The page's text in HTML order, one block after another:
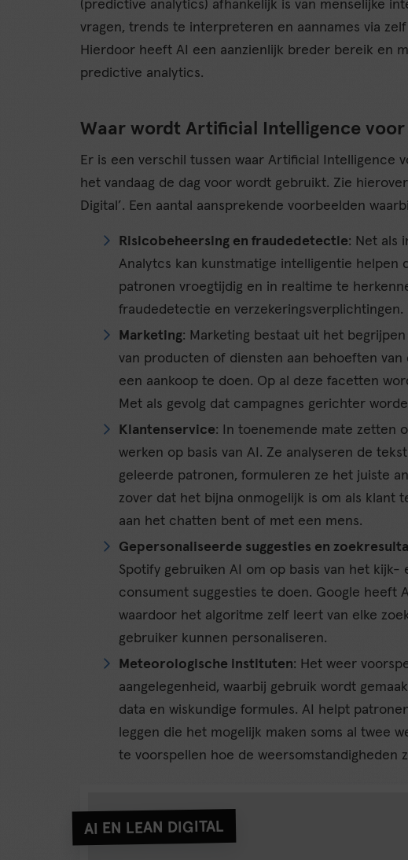
(predictive analytics) afhankelijk is van menselijke
vragen, trends te interpreteren en aannames via
Hierdoor heeft AI een aanzienlijk breder bereik en
predictive analytics.
Waar wordt Artificial Intelligence voor
Er is een verschil tussen waar Artificial Intelligence
het vandaag de dag voor wordt gebruikt. Zie
Digital’. Een aantal aansprekende voorbeelden
Risicobeheersing en fraudedetectie: Net als
Analytcs kan kunstmatige intelligentie helpen
patronen vroegtijdig en in realtime te
fraudedetectie en verzekeringsverplichtingen.
Marketing: Marketing bestaat uit het
van producten of diensten aan behoeften
een aankoop te doen. Op al deze facetten
Met als gevolg dat campagnes gerichter
Klantenservice: In toenemende mate zetten
werken op basis van AI. Ze analyseren de
geleerde patronen, formuleren ze het juiste
zover dat het bijna onmogelijk is om als klant
aan het chatten bent of met een mens.
Gepersonaliseerde suggesties en
Spotify gebruiken AI om op basis van het kijk-
consument suggesties te doen. Google heeft
waardoor het algoritme zelf leert van elke
gebruiker kunnen personaliseren.
Meteorologische instituten: Het weer
aangelegenheid, waarbij gebruik wordt
data en wiskundige formules. AI helpt
leggen die het mogelijk maken soms al twee
te voorspellen hoe de weersomstandigheden
AI EN LEAN DIGITAL